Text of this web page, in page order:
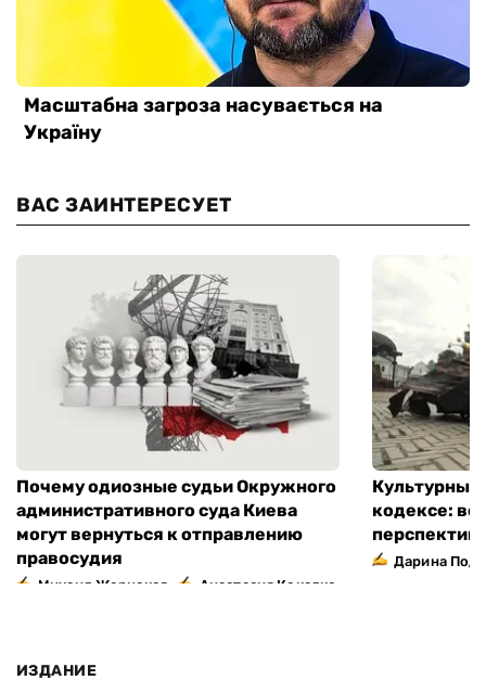
ВАС ЗАИНТЕРЕСУЕТ
Почему одиозные судьи Окружного
административного суда Киева
могут вернуться к отправлению
правосудия
Михаил Жернаков Анастасия Кокалко
Культурный
кодексе:
Дарина
ИЗДАНИЕ